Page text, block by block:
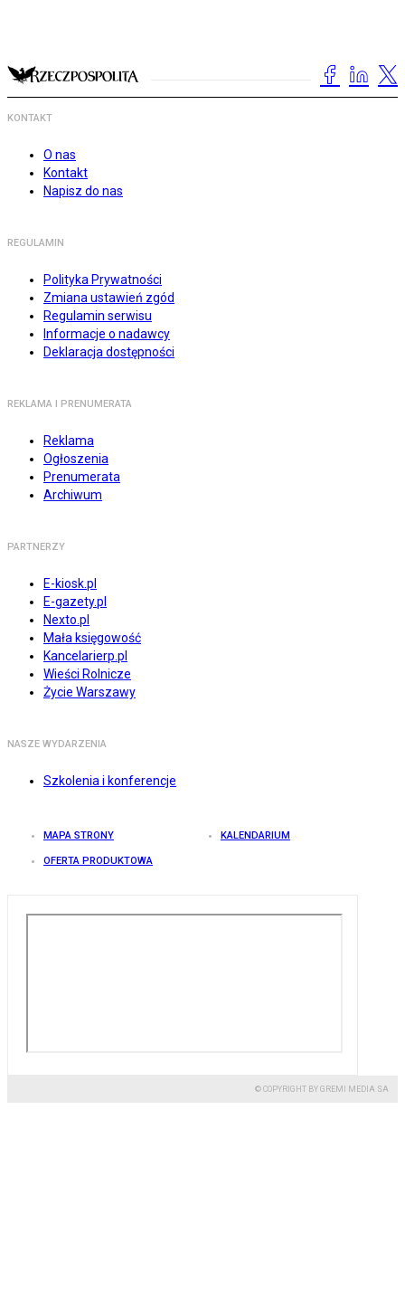
KONTAKT
O nas
Kontakt
Napisz do nas
REGULAMIN
Polityka Prywatności
Zmiana ustawień zgód
Regulamin serwisu
Informacje o nadawcy
Deklaracja dostępności
REKLAMA I PRENUMERATA
Reklama
Ogłoszenia
Prenumerata
Archiwum
PARTNERZY
E-kiosk.pl
E-gazety.pl
Nexto.pl
Mała księgowość
Kancelarierp.pl
Wieści Rolnicze
Życie Warszawy
NASZE WYDARZENIA
Szkolenia i konferencje
MAPA STRONY KALENDARIUM
OFERTA PRODUKTOWA
© COPYRIGHT BY GREMI MEDIA SA